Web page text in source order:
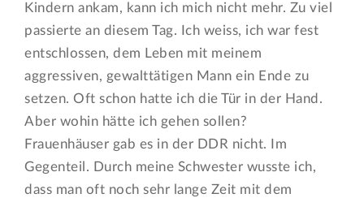
Kindern ankam, kann ich mich nicht mehr. Zu viel
passierte an diesem Tag. Ich weiss, ich war fest
entschlossen, dem Leben mit meinem
aggressiven, gewalttätigen Mann ein Ende zu
setzen. Oft schon hatte ich die Tür in der Hand.
Aber wohin hätte ich gehen sollen?
Frauenhäuser gab es in der DDR nicht. Im
Gegenteil. Durch meine Schwester wusste ich,
dass man oft noch sehr lange Zeit mit dem